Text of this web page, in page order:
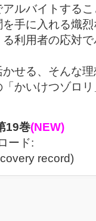
ルバイトする
手に入れる熾
利用者の応対
せる、そんな
かいけつゾロリ
19巻(NEW)
ード:
record)